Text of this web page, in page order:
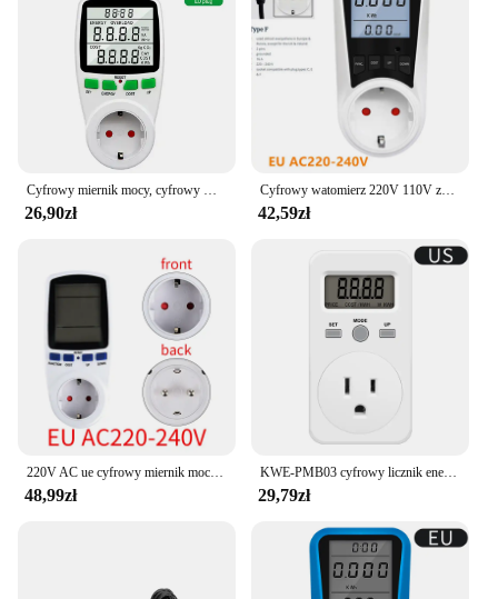
26,90zł
Cyfrowy watomierz 220V 110V zasilanie prądem zmiennym licznik zużycia energii elektrycznej licznik energii wtyczka ue BR FR AU US UK ta moc Kwh mocy
42,59zł
220V AC ue cyfrowy miernik mocy LCD Wattmeter gniazdo moc Kwh licznik energii FR US UK AU BR pomiar moc wyjściowa analizator
48,99zł
KWE-PMB03 cyfrowy licznik energii watomierz napięcie zasilania pobór mocy Tester 230V 16A
29,79zł